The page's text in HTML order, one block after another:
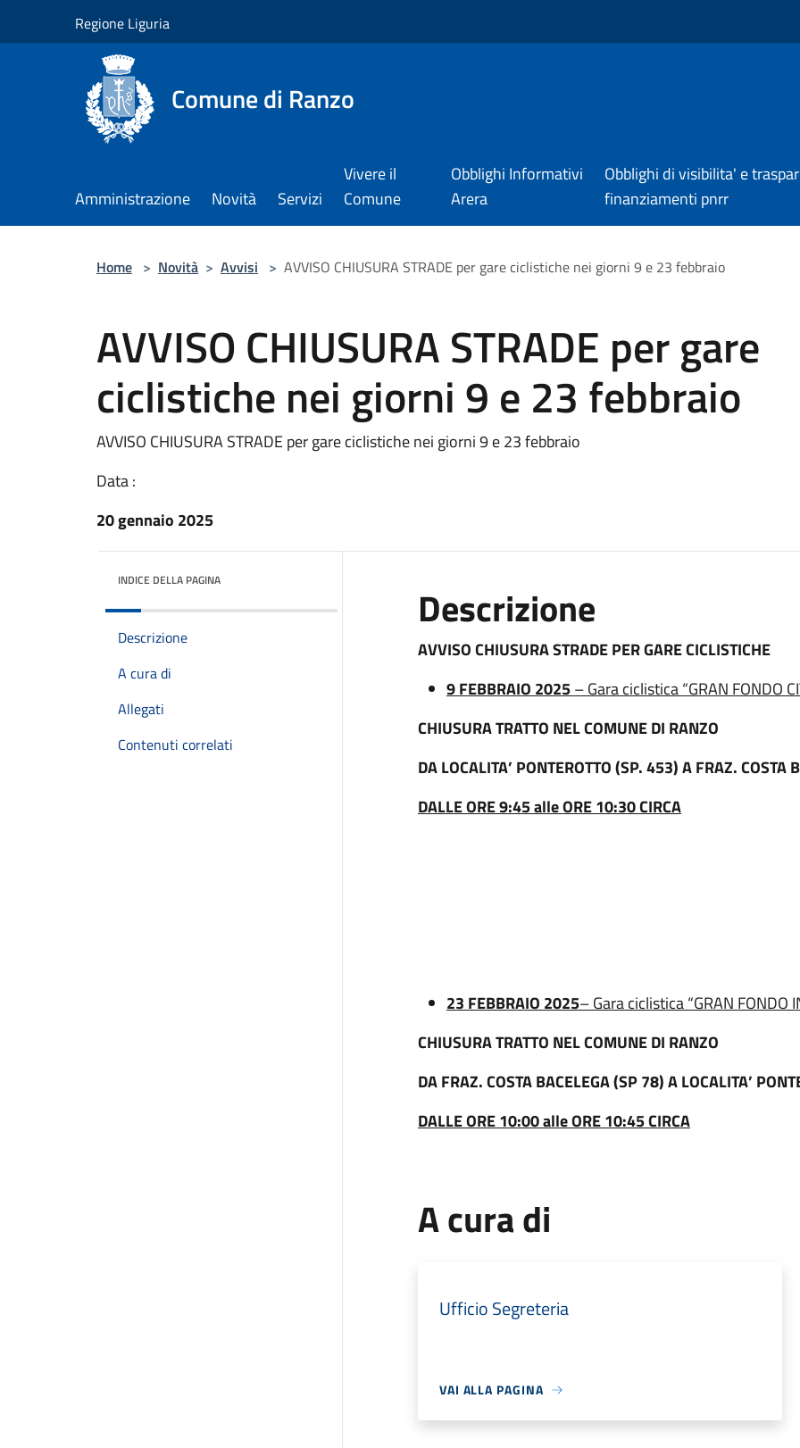
Regione Liguria
Comune di Ranzo
Amministrazione Novità Servizi
Vivere il
Comune
Obblighi Informativi
Arera
Obblighi di visibilita' e
finanziamenti pnrr
Home > Novità > Avvisi > AVVISO CHIUSURA STRADE per gare ciclistiche nei giorni 9 e 23 febbraio
AVVISO CHIUSURA STRADE per gare
ciclistiche nei giorni 9 e 23 febbraio
AVVISO CHIUSURA STRADE per gare ciclistiche nei giorni 9 e 23 febbraio
Data :
20 gennaio 2025
INDICE DELLA PAGINA
Descrizione
A cura di
Allegati
Contenuti correlati
Descrizione
AVVISO CHIUSURA STRADEPER GARE CICLISTICHE
9 FEBBRAIO 2025– Gara ciclistica “GRAN FONDO
CHIUSURA TRATTO NEL COMUNE DI RANZO
DA LOCALITA’ PONTEROTTO (SP. 453) A FRAZ. COSTA
DALLE ORE 9:45 alle ORE 10:30 CIRCA
23 FEBBRAIO 2025– Gara ciclistica “GRAN FONDO
CHIUSURA TRATTO NEL COMUNE DI RANZO
DA FRAZ. COSTA BACELEGA (SP 78) A LOCALITA’
DALLE ORE 10:00 alle ORE 10:45 CIRCA
A cura di
Ufficio Segreteria
VAI ALLA PAGINA